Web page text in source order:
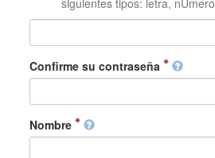
Confirme su contraseña
Nombre